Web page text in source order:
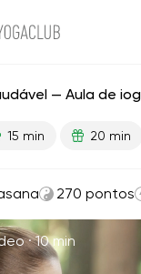
Cabeça Pescoço
— Aula de
15 min 20 min
270 pontos
·10 min